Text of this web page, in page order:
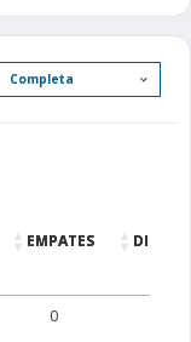
EMPATES
0